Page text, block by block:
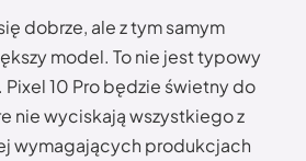
dobrze, ale z tym samym
model. To nie jest typowy
10 Pro będzie świetny do
nie wyciskają wszystkiego z
wymagających produkcjach